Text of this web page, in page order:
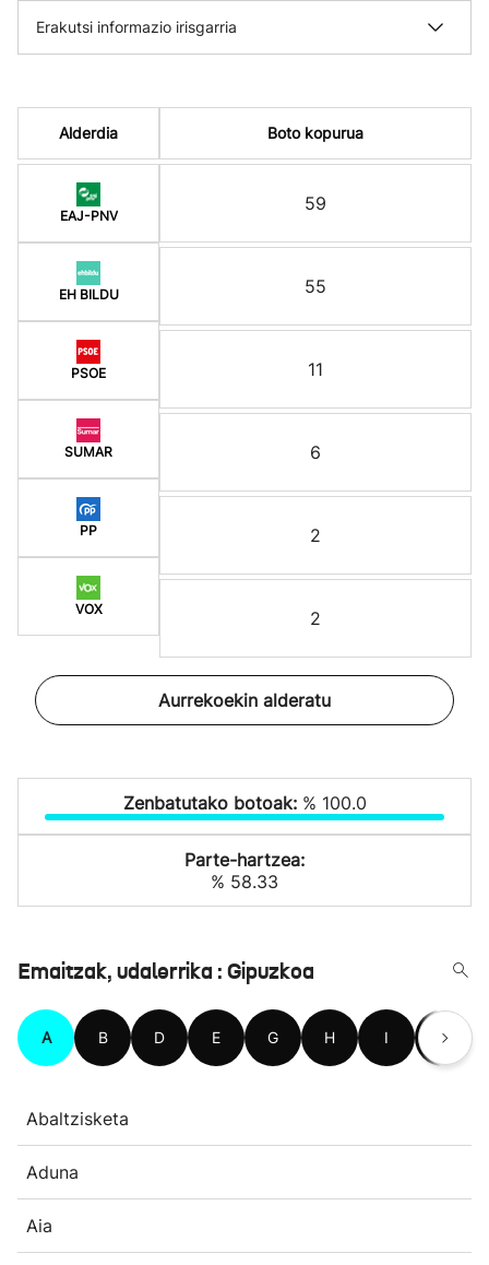
Erakutsi informazio irisgarria
Alderdia
EAJ-PNV
EH BILDU
PSOE
SUMAR
PP
VOX
Boto kopurua
59
55
11
6
2
2
Aurrekoekin alderatu
Zenbatutako botoak: % 100.0
Parte-hartzea:
% 58.33
Emaitzak, udalerrika : Gipuzkoa
A B D E G H I L
Abaltzisketa
Aduna
Aia